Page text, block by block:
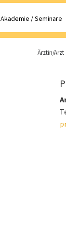
Akademie / Seminare
Ärztin/Arzt